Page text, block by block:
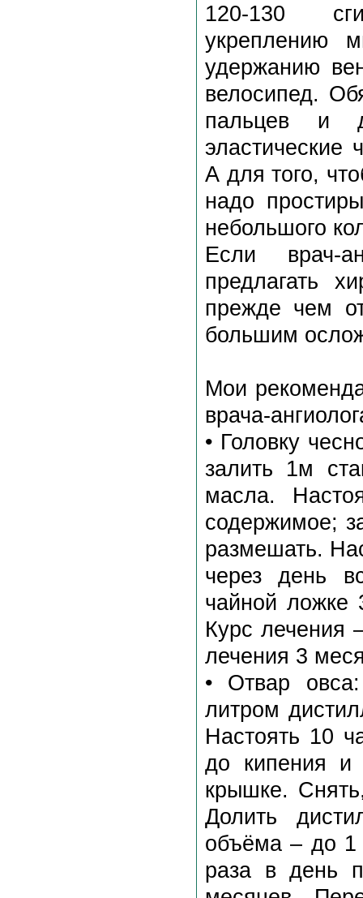
120-130
укреплению
удержанию
велосипед.
пальцев и
А для того,
надо
небольшого
Если врач-
предлагать
прежде чем
большим
Мои
врача-
• Головку
залить 1м
масла.
содержимое;
размешать.
через день
чайной ложке
Курс лечения
лечения 3
• Отвар
литром
Настоять 10
до кипения и
крышке.
Долить
объёма – до 1
раза в день